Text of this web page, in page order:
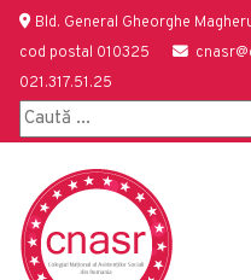
Bld. General Gheorghe
cod postal 010325
021.317.51.25